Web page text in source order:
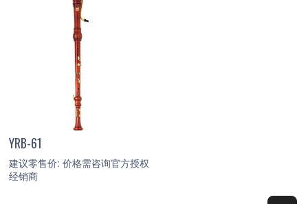
YRB-61
建议零售价: 价格需咨询官方授权
经销商